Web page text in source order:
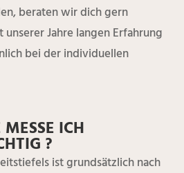
beraten wir dich gern
Jahre langen Erfahrung
bei der individuellen
ICH
?
ist grundsätzlich nach